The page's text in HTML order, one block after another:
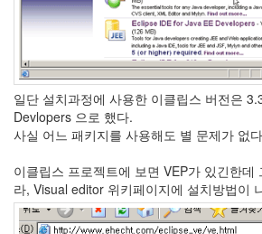
일단 설치과정에 사용한 이클립스 버전은
Devlopers 으로 했다.
사실 어느 패키지를 사용해도 별 문제가 없
이클립스 프로젝트에 보면 VEP가 있긴한데
라, Visual editor 위키페이지에 설치방법이
OpenSource
Release
SWT
화
이
보
드